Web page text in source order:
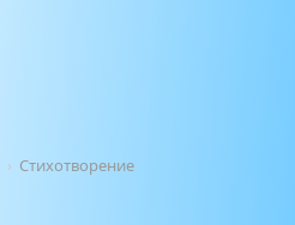
› Стихотворение